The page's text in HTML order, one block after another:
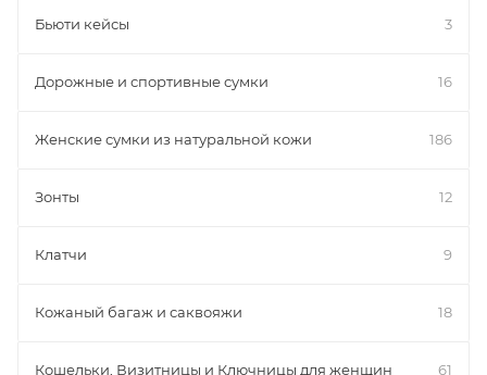
Бьюти кейсы 3
Дорожные и спортивные сумки 16
Женские сумки из натуральной кожи 186
Зонты 12
Клатчи 9
Кожаный багаж и саквояжи 18
Кошельки, Визитницы и Ключницы для женщин 61